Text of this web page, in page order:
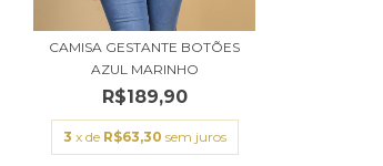
CAMISA GESTANTE BOTÕES
AZUL MARINHO
R$189,90
3 x de R$63,30 sem juros